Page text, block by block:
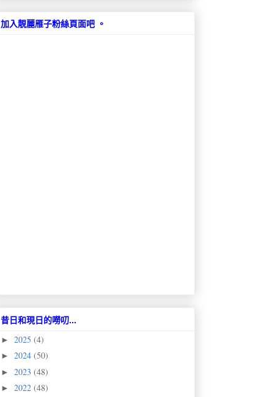
加入靚麗雁子粉絲頁面吧 。
昔日和現日的嘮叨...
► 2025 (4)
► 2024 (50)
► 2023 (48)
► 2022 (48)